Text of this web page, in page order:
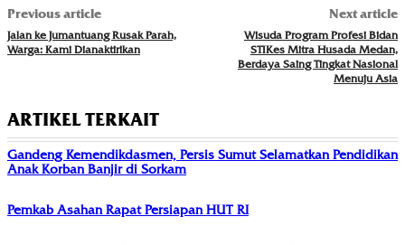
Previous article
Jalan ke Jumantuang Rusak Parah,
Warga: Kami Dianaktirikan
Next article
Wisuda Program Profesi Bidan
STIKes Mitra Husada Medan,
Berdaya Saing Tingkat Nasional
Menuju Asia
ARTIKEL TERKAIT
Gandeng Kemendikdasmen, Persis Sumut Selamatkan Pendidikan
Anak Korban Banjir di Sorkam
Pemkab Asahan Rapat Persiapan HUT RI